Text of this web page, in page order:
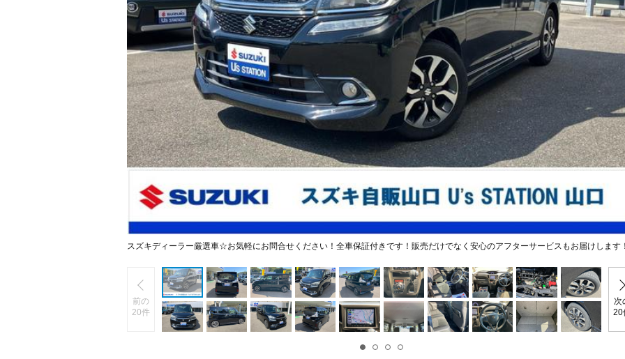
スズキディーラー厳選車☆お気軽にお問合せください！全車保証付きです！販売だけでなく安心のアフターサービスもお届けします
前の
20件
次
20